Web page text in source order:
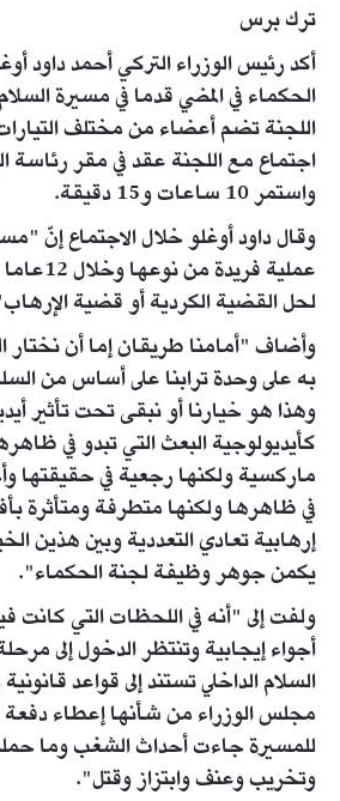
ترك برس
أكد رئيس الوزراء التركي أحمد داود
الحكماء في المضي قدما في مسيرة السلام
اللجنة تضم أعضاء من مختلف
اجتماع مع اللجنة عقد في مقر رئاسة
واستمر 10 ساعات و15 دقيقة.
وقال داود أوغلو خلال الاجتماع إنّ
عملية
لحل القضية الكردية أو قضية
وأضاف "أمامنا طريقان إما أن نختار
به على وحدة ترابنا على أساس من السلم
وهذا هو خيارنا أو نبقى تحت تأثير
كأيديولوجية البعث التي تبدو في
ماركسية ولكنها رجعية في حقيقتها
في ظاهرها ولكنها متطرفة ومتأثرة
إرهابية تعادي التعددية وبين هذين
يكمن جوهر وظيفة لجنة الحكماء".
ولفت إلى "أنه في اللحظات التي كانت
أجواء إيجابية وتنتظر الدخول إلى
السلام الداخلي تستند إلى قواعد
مجلس الوزراء من شأنها إعطاء دفعة
للمسيرة جاءت أحداث الشغب وما
وتخريب وعنف وابتزاز وقتل".